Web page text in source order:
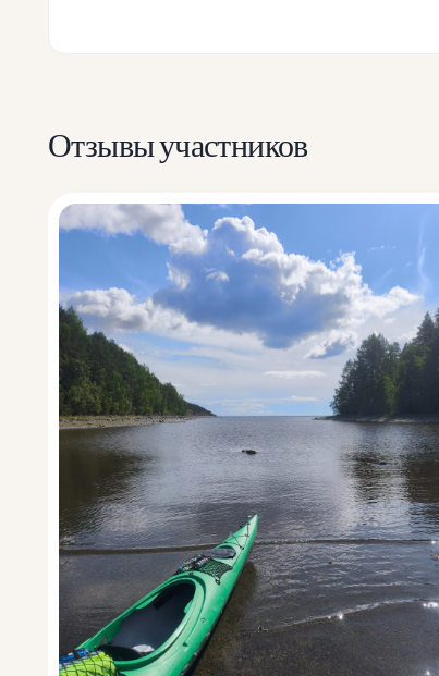
Отзывы участников